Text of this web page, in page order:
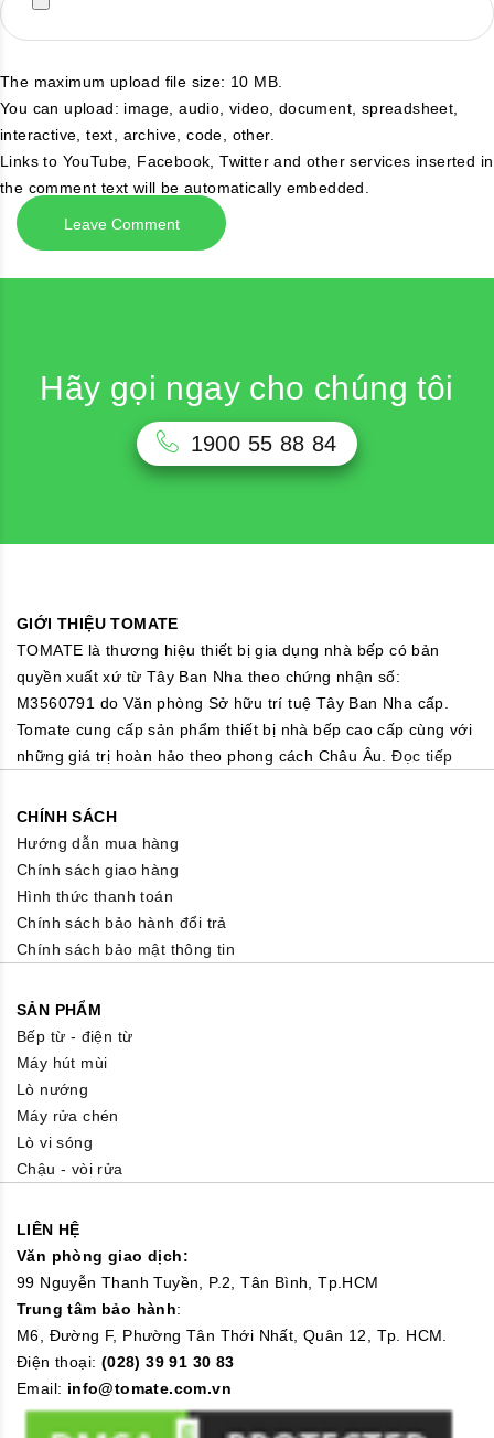
The maximum upload file size: 10 MB.
You can upload: image,audio,video, document, spreadsheet,
interactive,text, archive,code, other.
Links to YouTube, Facebook, Twitter and other services inserted in
the comment text will be automatically embedded.
Hãy gọi ngay cho chúng tôi
1900 55 88 84
GIỚI THIỆU TOMATE
TOMATE là thương hiệu thiết bị gia dụng nhà bếp có bản
quyền xuất xứ từ Tây Ban Nha theo chứng nhận số:
M3560791 do Văn phòng Sở hữu trí tuệ Tây Ban Nha cấp.
Tomate cung cấp sản phẩm thiết bị nhà bếp cao cấp cùng với
những giá trị hoàn hảo theo phong cách Châu Âu.Đọc tiếp
CHÍNH SÁCH
Hướng dẫn mua hàng
Chính sách giao hàng
Hình thức thanh toán
Chính sách bảo hành đổi trả
Chính sách bảo mật thông tin
SẢN PHẨM
Bếp từ - điện từ
Máy hút mùi
Lò nướng
Máy rửa chén
Lò vi sóng
Chậu - vòi rửa
LIÊN HỆ
Văn phòng giao dịch:
99 Nguyễn Thanh Tuyền, P.2, Tân Bình, Tp.HCM
Trung tâm bảo hành:
M6, Đường F, Phường Tân Thới Nhất, Quân 12, Tp. HCM.
Điện thoại: (028) 39 91 30 83
Email: info@tomate.com.vn